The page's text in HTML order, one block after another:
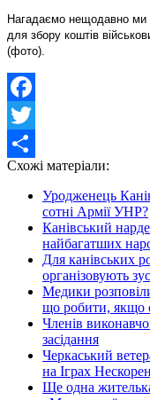
Нагадаємо нещодавно ми
для збору коштів
(фото).
Facebook
Twitter
Share
Схожі матеріали:
Уродженець
сотні Армії УНР?
Канівський
найбагатших
Для канівських
організовують
Медики
що робити, якщо
Членів
засідання
Черкаський
на Іграх
Ще одна